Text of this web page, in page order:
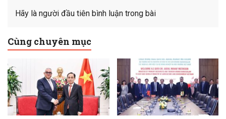
Hãy là người đầu tiên bình luận trong bài
Cùng chuyên mục